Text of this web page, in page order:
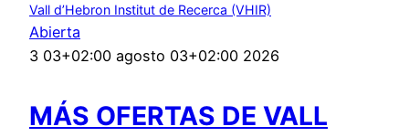
Vall d’Hebron Institut de Recerca (VHIR)
Abierta
3 03+02:00 agosto 03+02:00 2026
MÁS OFERTAS DE VALL